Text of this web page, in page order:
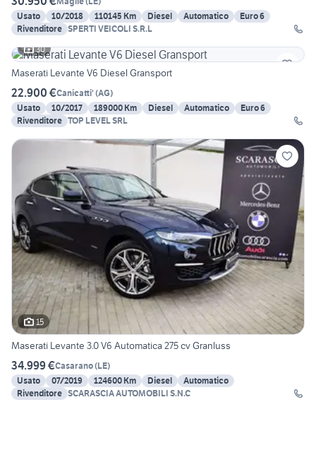
Usato
10/2018 110145 Km Diesel Automatico
Euro 6
Rivenditore SPERTI VEICOLI S.R.L
30
Maserati Levante V6 Diesel Gransport
22.900 €Canicatti' (AG)
Usato
10/2017 189000 Km Diesel Automatico
Euro 6
Rivenditore TOP LEVEL SRL
15
Maserati Levante 3.0 V6 Automatica 275 cv Granluss
34.999 €Casarano(LE)
Usato
07/2019 124600 Km Diesel
Automatico
Rivenditore SCARASCIA AUTOMOBILI S.N.C